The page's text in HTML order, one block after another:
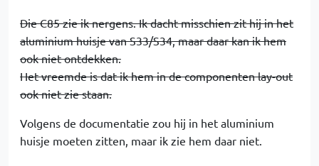
Die C85 zie ik nergens. Ik dacht misschien zit hij in het
aluminium huisje van S33/S34, maar daar kan ik hem
ook niet ontdekken.
Het vreemde is dat ik hem in de componenten lay-out
ook niet zie staan.
Volgens de documentatie zou hij in het aluminium
huisje moeten zitten, maar ik zie hem daar niet.